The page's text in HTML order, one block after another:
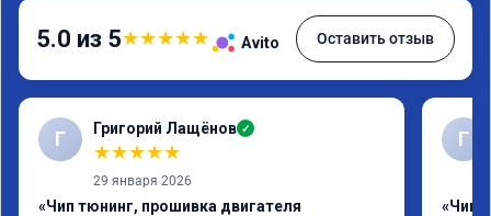
5.0 из 5★★★★★ Avito Оставить отзыв
Г Григорий Лащёнов ✓
★★★★★
29 января 2026
«Чип тюнинг, прошивка двигателя
Г
«Чип